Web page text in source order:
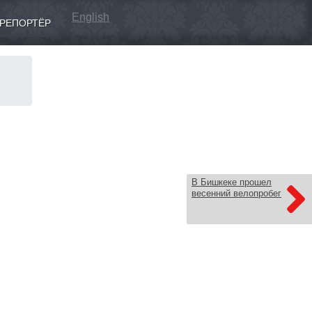
English
В Бишкеке прошел
весенний велопробег